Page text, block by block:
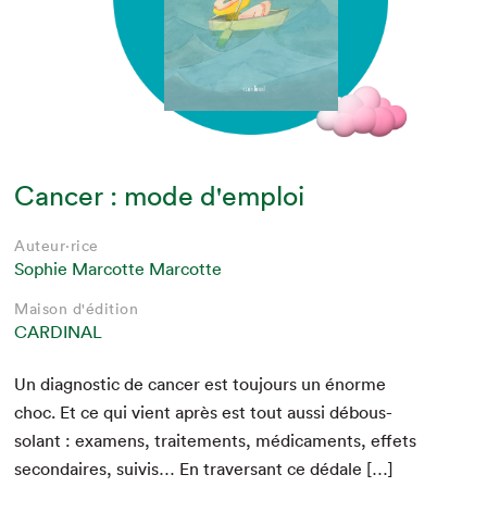
Cancer : mode d'emploi
Auteur·rice
Sophie Marcotte Marcotte
Maison d'édition
CARDINAL
Un diag­nos­tic de can­cer est tou­jours un énorme
choc. Et ce qui vient après est tout aus­si débous­
solant : exa­m­ens, traite­ments, médica­ments, effets
sec­ondaires, suiv­is… En tra­ver­sant ce dédale […]